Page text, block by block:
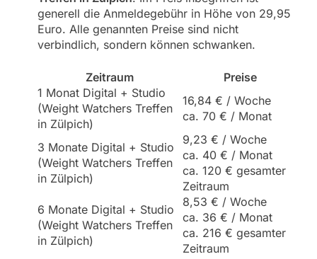
generell die Anmeldegebühr in Höhe von 29,95
Euro. Alle genannten Preise sind nicht
verbindlich, sondern können schwanken.
Zeitraum
Preise
1 Monat Digital + Studio
(Weight Watchers Treffen
in Zülpich)
16,84 € / Woche
ca. 70 € / Monat
3 Monate Digital + Studio
(Weight Watchers Treffen
in Zülpich)
9,23 € / Woche
ca. 40 € / Monat
ca. 120 € gesamter
Zeitraum
6 Monate Digital + Studio
(Weight Watchers Treffen
in Zülpich)
8,53 € / Woche
ca. 36 € / Monat
ca. 216 € gesamter
Zeitraum